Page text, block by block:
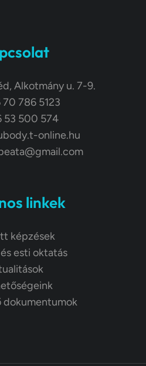
Alkotmány u. 7-9.
70 786 5123
53 500 574
online.hu
linkek
képzések
esti oktatás